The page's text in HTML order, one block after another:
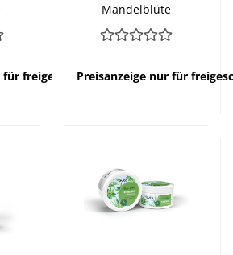
für freigeschaltete Kunden
Mandelblüte
Preisanzeige nur für